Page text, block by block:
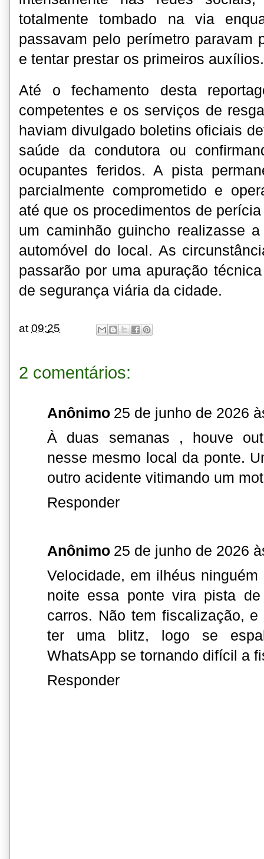
totalmente tombado na via
passavam pelo perímetro paravam
e tentar prestar os primeiros auxílios.
Até o fechamento desta
competentes e os serviços de
haviam divulgado boletins oficiais
saúde da condutora ou
ocupantes feridos. A pista
parcialmente comprometido e
até que os procedimentos de
um caminhão guincho realizasse
automóvel do local. As
passarão por uma apuração
de segurança viária da cidade.
at09:25
2 comentários:
Anônimo 25 de junho de 2026
À duas semanas , houve
nesse mesmo local da ponte.
outro acidente vitimando um
Responder
Anônimo 25 de junho de 2026
Velocidade, em ilhéus
noite essa ponte vira pista
carros. Não tem fiscalização,
ter uma blitz, logo se
WhatsApp se tornando difícil a
Responder